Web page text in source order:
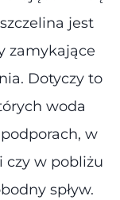
jest
zamykające
Dotyczy to
woda
w
czy w pobliżu
spływ.